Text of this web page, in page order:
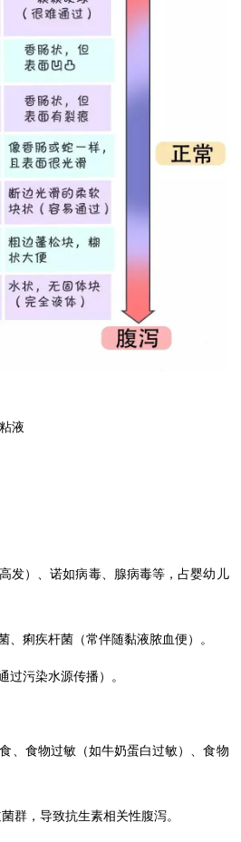
液
发）、诺如病毒、腺病毒等，占婴幼儿
、痢疾杆菌（常伴随黏液脓血便）。
过污染水源传播）。
、食物过敏（如牛奶蛋白过敏）、食物
菌群，导致抗生素相关性腹泻。